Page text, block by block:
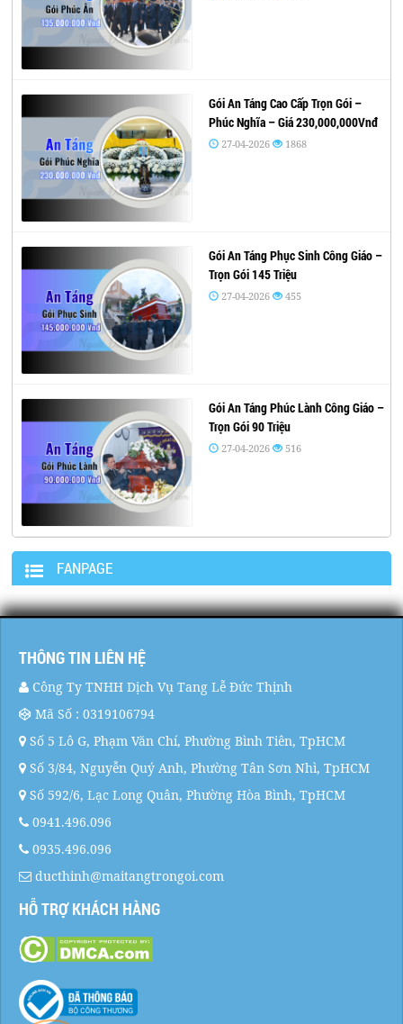
Gói An Táng Cao Cấp Trọn Gói –
Phúc Nghĩa – Giá 230,000,000Vnđ
27-04-2026 1868
Gói An Táng Phục Sinh Công Giáo –
Trọn Gói 145 Triệu
27-04-2026 455
Gói An Táng Phúc Lành Công Giáo –
Trọn Gói 90 Triệu
27-04-2026 516
FANPAGE
THÔNG TIN LIÊN HỆ
Công Ty TNHH Dịch Vụ Tang Lễ Đức Thịnh
Mã Số : 0319106794
Số 5 Lô G, Phạm Văn Chí, Phường Bình Tiên, TpHCM
Số 3/84, Nguyễn Quý Anh, Phường Tân Sơn Nhì, TpHCM
Số 592/6, Lạc Long Quân, Phường Hòa Bình, TpHCM
0941.496.096
0935.496.096
ducthinh@maitangtrongoi.com
HỖ TRỢ KHÁCH HÀNG